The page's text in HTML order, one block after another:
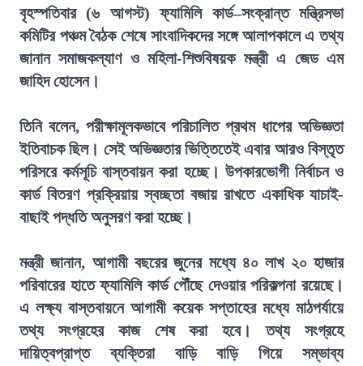
বৃহস্পতিবার (৬ আগস্ট) ফ্যামিলি কার্ড–সংক্রান্ত মন্ত্রিসভা
কমিটির পঞ্চম বৈঠক শেষে সাংবাদিকদের সঙ্গে আলাপকালে এ তথ্য
জানান সমাজকল্যাণ ও মহিলা-শিশুবিষয়ক মন্ত্রী এ জেড এম
জাহিদ হোসেন।
তিনি বলেন, পরীক্ষামূলকভাবে পরিচালিত প্রথম ধাপের অভিজ্ঞতা
ইতিবাচক ছিল। সেই অভিজ্ঞতার ভিত্তিতেই এবার আরও বিস্তৃত
পরিসরে কর্মসূচি বাস্তবায়ন করা হচ্ছে। উপকারভোগী নির্বাচন ও
কার্ড বিতরণ প্রক্রিয়ায় স্বচ্ছতা বজায় রাখতে একাধিক যাচাই-
বাছাই পদ্ধতি অনুসরণ করা হচ্ছে।
মন্ত্রী জানান, আগামী বছরের জুনের মধ্যে ৪০ লাখ ২০ হাজার
পরিবারের হাতে ফ্যামিলি কার্ড পৌঁছে দেওয়ার পরিকল্পনা রয়েছে।
এ লক্ষ্য বাস্তবায়নে আগামী কয়েক সপ্তাহের মধ্যে মাঠপর্যায়ে
তথ্য সংগ্রহের কাজ শেষ করা হবে। তথ্য সংগ্রহে
দায়িত্বপ্রাপ্ত ব্যক্তিরা বাড়ি বাড়ি গিয়ে সম্ভাব্য